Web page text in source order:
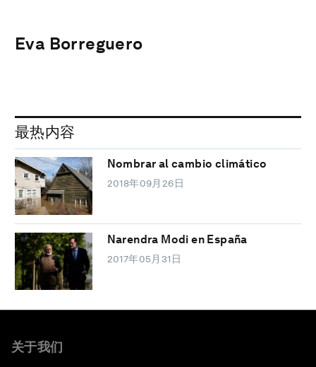
Eva Borreguero
最热内容
Nombrar al cambio climático
2018年09月26日
Narendra Modi en España
2017年05月31日
关于我们